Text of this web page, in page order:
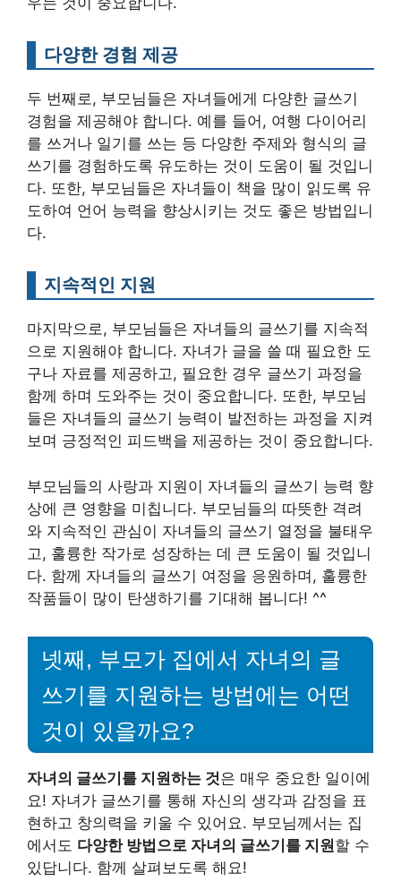
다양한 경험 제공
두 번째로, 부모님들은 자녀들에게 다양한 글쓰기
경험을 제공해야 합니다. 예를 들어, 여행 다이어리
를 쓰거나 일기를 쓰는 등 다양한 주제와 형식의 글
쓰기를 경험하도록 유도하는 것이 도움이 될 것입니
다. 또한, 부모님들은 자녀들이 책을 많이 읽도록 유
도하여 언어 능력을 향상시키는 것도 좋은 방법입니
다.
지속적인 지원
마지막으로, 부모님들은 자녀들의 글쓰기를 지속적
으로 지원해야 합니다. 자녀가 글을 쓸 때 필요한 도
구나 자료를 제공하고, 필요한 경우 글쓰기 과정을
함께 하며 도와주는 것이 중요합니다. 또한, 부모님
들은 자녀들의 글쓰기 능력이 발전하는 과정을 지켜
보며 긍정적인 피드백을 제공하는 것이 중요합니다.
부모님들의 사랑과 지원이 자녀들의 글쓰기 능력 향
상에 큰 영향을 미칩니다. 부모님들의 따뜻한 격려
와 지속적인 관심이 자녀들의 글쓰기 열정을 불태우
고, 훌륭한 작가로 성장하는 데 큰 도움이 될 것입니
다. 함께 자녀들의 글쓰기 여정을 응원하며, 훌륭한
작품들이 많이 탄생하기를 기대해 봅니다! ^^
넷째, 부모가 집에서 자녀의 글
쓰기를 지원하는 방법에는 어떤
것이 있을까요?
자녀의 글쓰기를 지원하는 것은 매우 중요한 일이에
요! 자녀가 글쓰기를 통해 자신의 생각과 감정을 표
현하고 창의력을 키울 수 있어요. 부모님께서는 집
에서도 다양한 방법으로 자녀의 글쓰기를 지원할 수
있답니다. 함께 살펴보도록 해요!